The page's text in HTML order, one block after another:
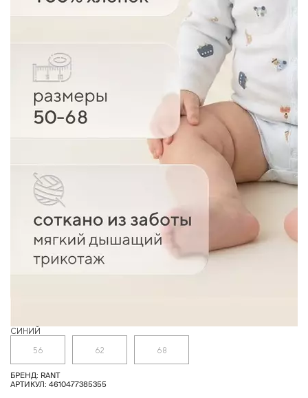
СИНИЙ
56 62 68
БРЕНД: RANT
АРТИКУЛ: 4610477385355